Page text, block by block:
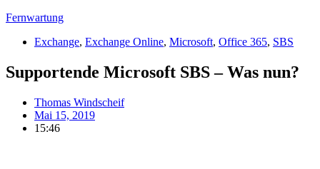
Fernwartung
Exchange, Exchange Online, Microsoft, Office 365, SBS
Supportende Microsoft SBS – Was nun?
Thomas Windscheif
Mai 15, 2019
15:46